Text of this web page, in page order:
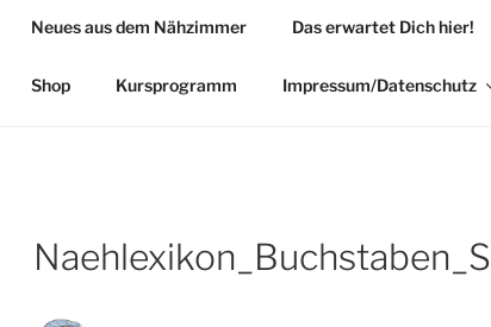
Neues aus dem Nähzimmer Das erwartet Dich hier!
Shop Kursprogramm Impressum/Datenschutz
Naehlexikon_Buchstaben_S